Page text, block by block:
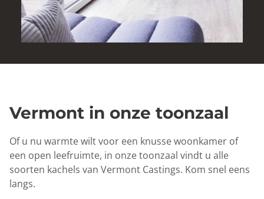
Vermont in onze toonzaal
Of u nu warmte wilt voor een knusse woonkamer of
een open leefruimte, in onze toonzaal vindt u alle
soorten kachels van Vermont Castings. Kom snel eens
langs.